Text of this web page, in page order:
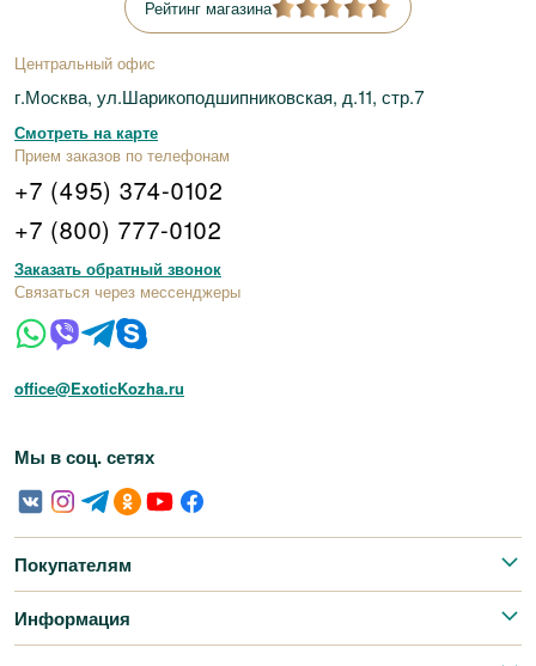
Рейтинг магазина
Центральный офис
г.Москва, ул.Шарикоподшипниковская, д.11, стр.7
Смотреть на карте
Прием заказов по телефонам
+7 (495) 374-0102
+7 (800) 777-0102
Заказать обратный звонок
Связаться через мессенджеры
office@ExoticKozha.ru
Мы в соц. сетях
Покупателям
Информация